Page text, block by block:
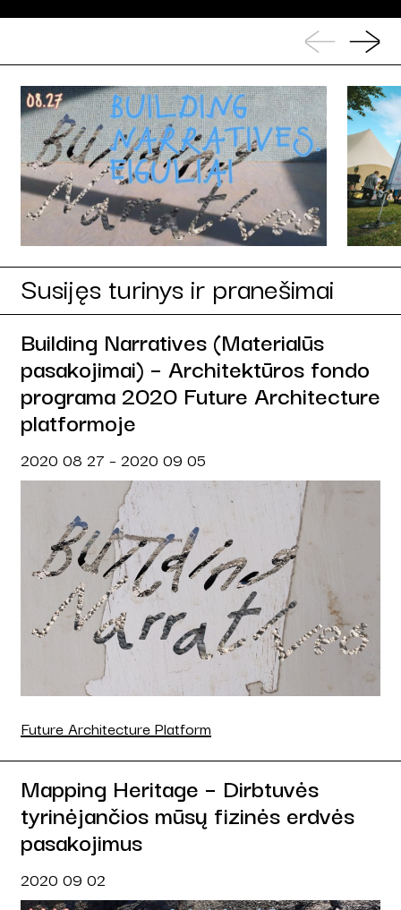
Susijęs turinys ir pranešimai
Building Narratives (Materialūs
pasakojimai) – Architektūros fondo
programa 2020 Future Architecture
platformoje
2020 08 27 – 2020 09 05
Future Architecture Platform
Mapping Heritage – Dirbtuvės
tyrinėjančios mūsų fizinės erdvės
pasakojimus
2020 09 02